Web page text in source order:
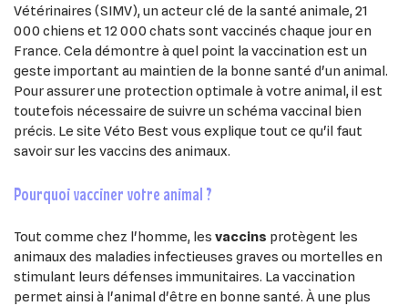
Vétérinaires (SIMV), un acteur clé de la santé animale, 21
000 chiens et 12 000 chats sont vaccinés chaque jour en
France. Cela démontre à quel point la vaccination est un
geste important au maintien de la bonne santé d'un animal.
Pour assurer une protection optimale à votre animal, il est
toutefois nécessaire de suivre un schéma vaccinal bien
précis. Le site Véto Best vous explique tout ce qu'il faut
savoir sur les vaccins des animaux.
pourquoi vacciner votre animal ?
Tout comme chez l'homme, les vaccins protègent les
animaux des maladies infectieuses graves ou mortelles en
stimulant leurs défenses immunitaires. La vaccination
permet ainsi à l'animal d'être en bonne santé. À une plus